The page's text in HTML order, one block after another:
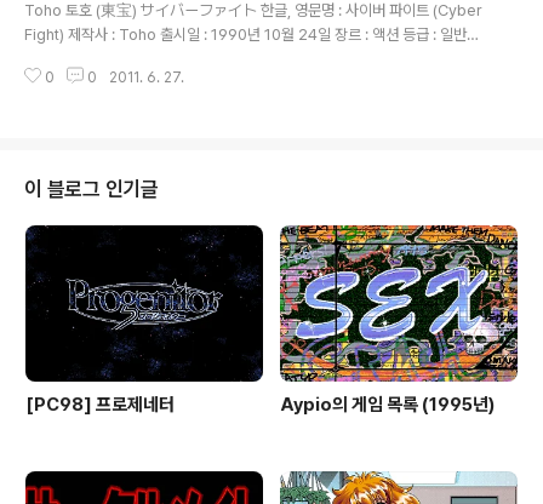
Toho 토호 (東宝) サイバーファイト 한글, 영문명 : 사이버 파이트 (Cyber
Fight) 제작사 : Toho 출시일 : 1990년 10월 24일 장르 : 액션 등급 : 일반용
0 0 2011. 6. 27.
이 블로그 인기글
[PC98] 프로제네터 Aypio의 게임 목록 (1995년)